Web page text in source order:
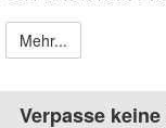
Mehr...
Verpasse